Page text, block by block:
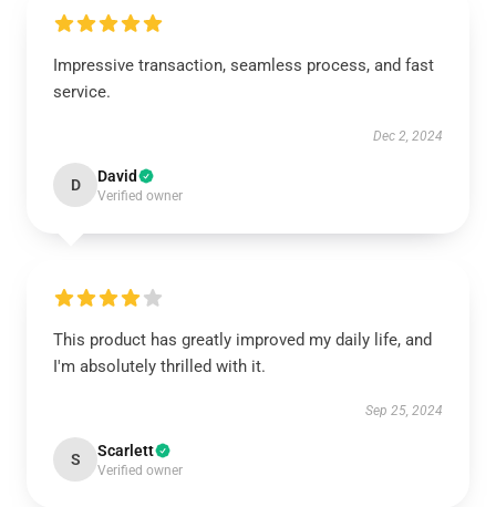
Impressive transaction, seamless process, and fast
service.
Dec 2, 2024
D David
Verified owner
This product has greatly improved my daily life, and
I'm absolutely thrilled with it.
Sep 25, 2024
S Scarlett
Verified owner